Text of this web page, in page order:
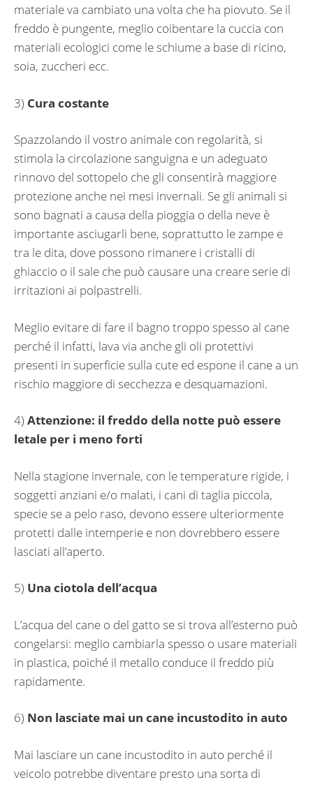
materiale va cambiato una volta che ha piovuto. Se il
freddo è pungente, meglio coibentare la cuccia con
materiali ecologici come le schiume a base di ricino,
soia, zuccheri ecc.
3) Cura costante
Spazzolando il vostro animale con regolarità, si
stimola la circolazione sanguigna e un adeguato
rinnovo del sottopelo che gli consentirà maggiore
protezione anche nei mesi invernali. Se gli animali si
sono bagnati a causa della pioggia o della neve è
importante asciugarli bene, soprattutto le zampe e
tra le dita, dove possono rimanere i cristalli di
ghiaccio o il sale che può causare una creare serie di
irritazioni ai polpastrelli.
Meglio evitare di fare il bagno troppo spesso al cane
perché il infatti, lava via anche gli oli protettivi
presenti in superficie sulla cute ed espone il cane a un
rischio maggiore di secchezza e desquamazioni.
4) Attenzione: il freddo della notte può essere
letale per i meno forti
Nella stagione invernale, con le temperature rigide, i
soggetti anziani e/o malati, i cani di taglia piccola,
specie se a pelo raso, devono essere ulteriormente
protetti dalle intemperie e non dovrebbero essere
lasciati all’aperto.
5) Una ciotola dell’acqua
L’acqua del cane o del gatto se si trova all’esterno può
congelarsi: meglio cambiarla spesso o usare materiali
in plastica, poiché il metallo conduce il freddo più
rapidamente.
6) Non lasciate mai un cane incustodito in auto
Mai lasciare un cane incustodito in auto perché il
veicolo potrebbe diventare presto una sorta di